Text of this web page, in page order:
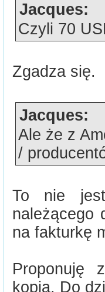
Jacques:
Czyli 70
Zgadza się.
Jacques:
Ale że z
/
To nie
należącego
na fakturkę
Proponuję
kopią. Do